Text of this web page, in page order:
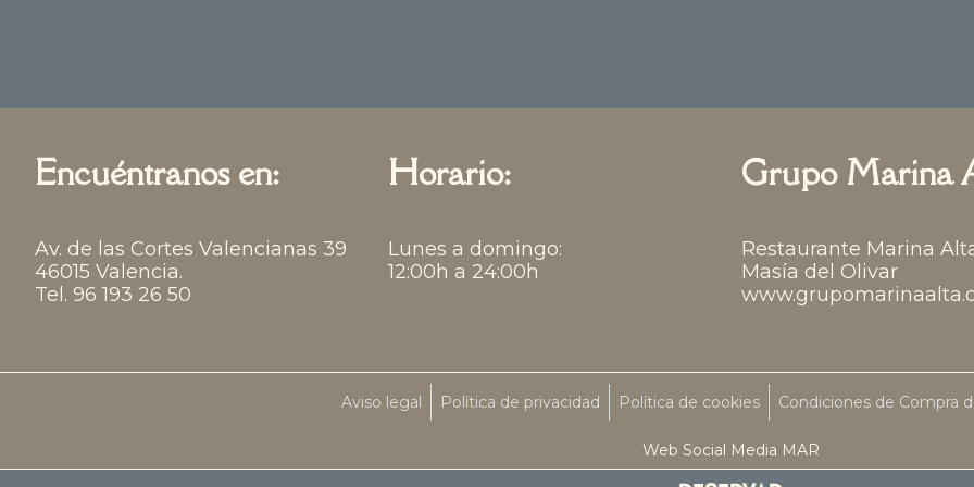
Encuéntranos en:
Av. de las Cortes Valencianas 39
46015 Valencia.
Tel. 96 193 26 50
Horario:
Lunes a domingo:
12:00h a 24:00h
Grupo Marina
Restaurante Marina
Masía del Olivar
Aviso legal Política de privacidad Política de cookies Condiciones de Compra
Web Social Media MAR